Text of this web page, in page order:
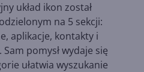
układ ikon został
na 5 sekcji:
aplikacje, kontakty i
pomysł wydaje się
ułatwia wyszukanie